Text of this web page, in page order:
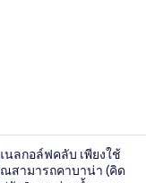
นลกอล์ฟคลับ เพียงใช้
สามารถคาบาน่า (คิด